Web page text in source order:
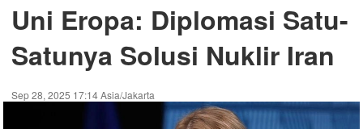
Uni Eropa: Diplomasi Satu-
Satunya Solusi Nuklir Iran
Sep 28, 2025 17:14 Asia/Jakarta